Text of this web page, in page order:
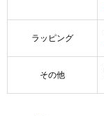
ラッピング
その他